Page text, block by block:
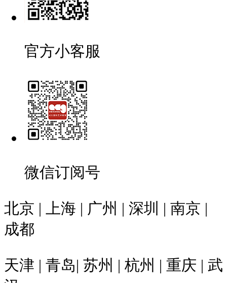
官方小客服
微信订阅号
北京 | 上海 | 广州 | 深圳 | 南京 |
成都
天津 | 青岛| 苏州 | 杭州 | 重庆 | 武